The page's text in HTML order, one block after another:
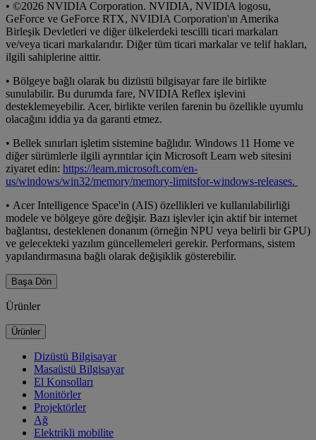
• ©2026 NVIDIA Corporation. NVIDIA, NVIDIA logosu,
GeForce ve GeForce RTX, NVIDIA Corporation'ın Amerika
Birleşik Devletleri ve diğer ülkelerdeki tescilli ticari markaları
ve/veya ticari markalarıdır. Diğer tüm ticari markalar ve telif hakları,
ilgili sahiplerine aittir.
• Bölgeye bağlı olarak bu dizüstü bilgisayar fare ile birlikte
sunulabilir. Bu durumda fare, NVIDIA Reflex işlevini
desteklemeyebilir. Acer, birlikte verilen farenin bu özellikle uyumlu
olacağını iddia ya da garanti etmez.
• Bellek sınırları işletim sistemine bağlıdır. Windows 11 Home ve
diğer sürümlerle ilgili ayrıntılar için Microsoft Learn web sitesini
ziyaret edin: https://learn.microsoft.com/en-
us/windows/win32/memory/memory-limitsfor-windows-releases.
• Acer Intelligence Space'in (AIS) özellikleri ve kullanılabilirliği
modele ve bölgeye göre değişir. Bazı işlevler için aktif bir internet
bağlantısı, desteklenen donanım (örneğin NPU veya belirli bir GPU)
ve gelecekteki yazılım güncellemeleri gerekir. Performans, sistem
yapılandırmasına bağlı olarak değişiklik gösterebilir.
Başa Dön
Ürünler
Ürünler
Dizüstü Bilgisayar
Masaüstü Bilgisayar
El Konsolları
Monitörler
Projektörler
Ağ
Elektrikli mobilite